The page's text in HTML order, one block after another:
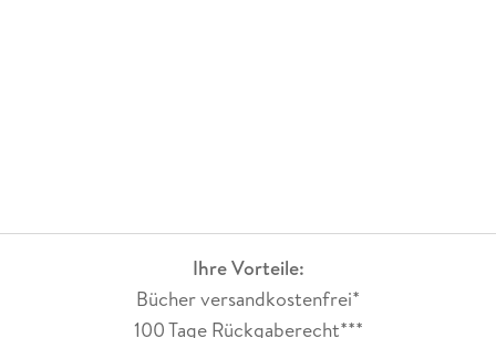
Ihre Vorteile:
Bücher versandkostenfrei*
100 Tage Rückgaberecht***